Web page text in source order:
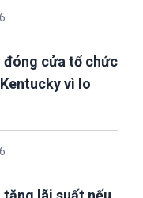
đóng cửa tổ chức
vì lo